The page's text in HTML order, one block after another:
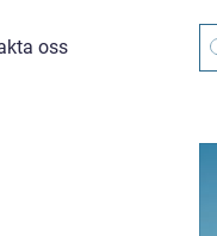
oss